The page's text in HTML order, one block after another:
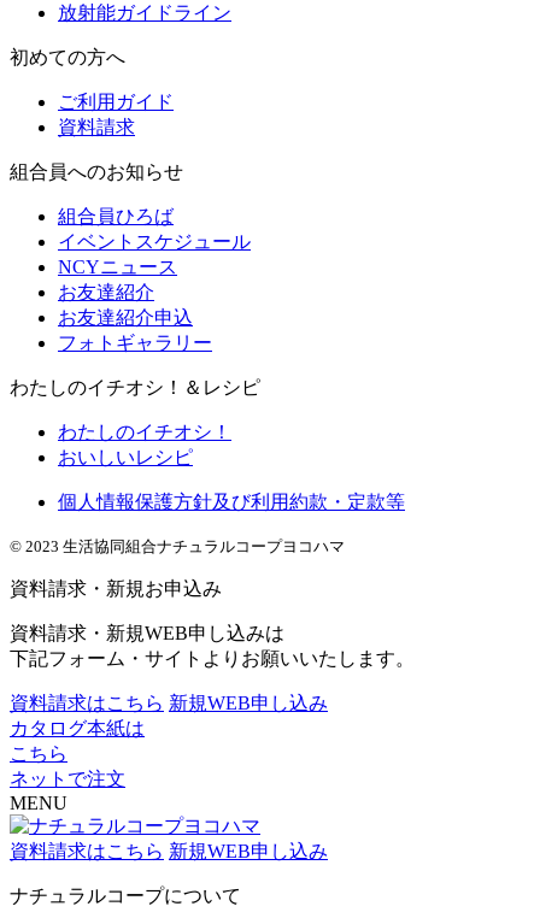
放射能ガイドライン
初めての方へ
ご利用ガイド
資料請求
組合員へのお知らせ
組合員ひろば
イベントスケジュール
NCYニュース
お友達紹介
お友達紹介申込
フォトギャラリー
わたしのイチオシ！＆レシピ
わたしのイチオシ！
おいしいレシピ
個人情報保護方針及び利用約款・定款等
© 2023 生活協同組合ナチュラルコープヨコハマ
資料請求・新規お申込み
資料請求・新規WEB申し込みは
下記フォーム・サイトよりお願いいたします。
資料請求はこちら 新規WEB申し込み
カタログ本紙は
こちら
ネットで注文
MENU
資料請求はこちら 新規WEB申し込み
ナチュラルコープについて